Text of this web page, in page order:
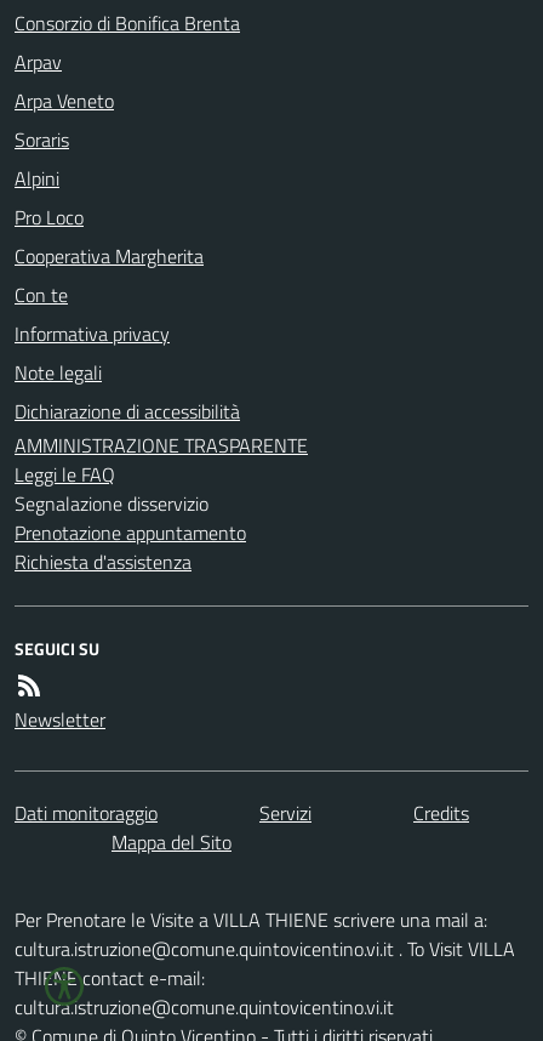
Consorzio di Bonifica Brenta
Arpav
Arpa Veneto
Soraris
Alpini
Pro Loco
Cooperativa Margherita
Con te
Informativa privacy
Note legali
Dichiarazione di accessibilità
AMMINISTRAZIONE TRASPARENTE
Leggi le FAQ
Segnalazione disservizio
Prenotazione appuntamento
Richiesta d'assistenza
SEGUICI SU
Newsletter
Dati monitoraggio Servizi
Credits
Mappa del Sito
Per Prenotare le Visite a VILLA THIENE scrivere una mail a:
cultura.istruzione@comune.quintovicentino.vi.it . To Visit VILLA
THIENE contact e-mail:
cultura.istruzione@comune.quintovicentino.vi.it